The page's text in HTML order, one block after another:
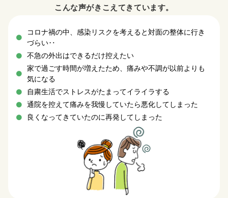
こんな声がきこえてきています。
コロナ禍の中、感染リスクを考えると対面の整体に行き
づらい‥
不急の外出はできるだけ控えたい
家で過ごす時間が増えたため、痛みや不調が以前よりも
気になる
自粛生活でストレスがたまってイライラする
通院を控えて痛みを我慢していたら悪化してしまった
良くなってきていたのに再発してしまった